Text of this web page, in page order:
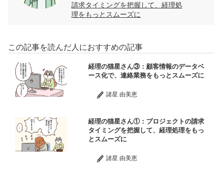
請求タイミングを把握して、経理処
理をもっとスムーズに
この記事を読んだ人におすすめの記事
経理の猫星さん③：顧客情報のデータベ
ース化で、連絡業務をもっとスムーズに
諸星 由美恵
経理の猫星さん①：プロジェクトの請求
タイミングを把握して、経理処理をもっ
とスムーズに
諸星 由美恵